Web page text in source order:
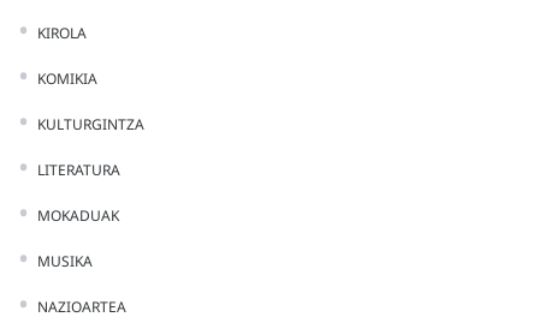
KIROLA
KOMIKIA
KULTURGINTZA
LITERATURA
MOKADUAK
MUSIKA
NAZIOARTEA